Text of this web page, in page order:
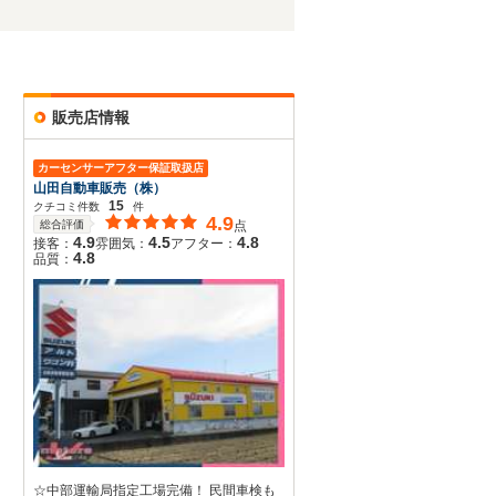
販売店情報
カーセンサーアフター保証取扱店
山田自動車販売（株）
クチコミ件数 15
件
総合評価
4.9点
接客： 4.9雰囲気： 4.5アフター： 4.8
品質： 4.8
☆中部運輸局指定工場完備！ 民間車検も